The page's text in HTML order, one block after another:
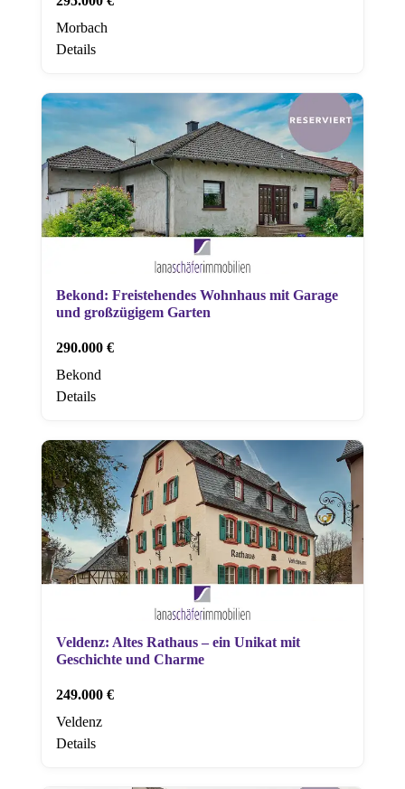
Morbach
Details
Bekond: Freistehendes Wohnhaus mit Garage
und großzügigem Garten
290.000 €
Bekond
Details
Veldenz: Altes Rathaus – ein Unikat mit
Geschichte und Charme
249.000 €
Veldenz
Details